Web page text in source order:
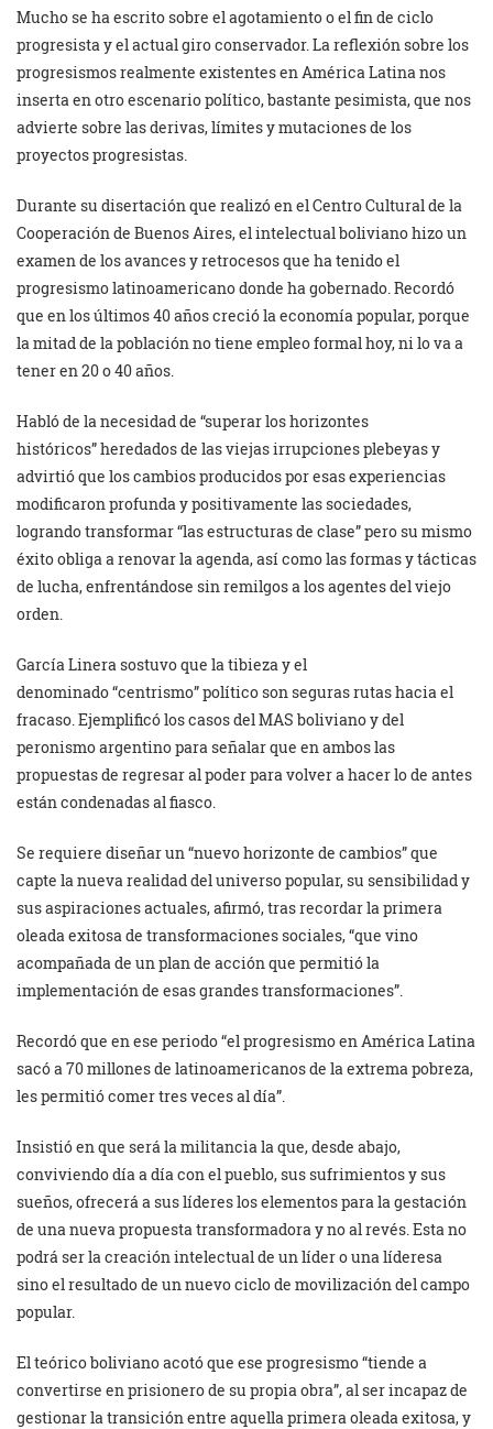
Mucho se ha escrito sobre el agotamiento o el fin de ciclo
progresista y el actual giro conservador. La reflexión sobre los
progresismos realmente existentes en América Latina nos
inserta en otro escenario político, bastante pesimista, que nos
advierte sobre las derivas, límites y mutaciones de los
proyectos progresistas.
Durante su disertación que realizó en el Centro Cultural de la
Cooperación de Buenos Aires, el intelectual boliviano hizo un
examen de los avances y retrocesos que ha tenido el
progresismo latinoamericano donde ha gobernado. Recordó
que en los últimos 40 años creció la economía popular, porque
la mitad de la población no tiene empleo formal hoy, ni lo va a
tener en 20 o 40 años.
Habló de la necesidad de “superar los horizontes
históricos” heredados de las viejas irrupciones plebeyas y
advirtió que los cambios producidos por esas experiencias
modificaron profunda y positivamente las sociedades,
logrando transformar “las estructuras de clase” pero su mismo
éxito obliga a renovar la agenda, así como las formas y tácticas
de lucha, enfrentándose sin remilgos a los agentes del viejo
orden.
García Linera sostuvo que la tibieza y el
denominado “centrismo” político son seguras rutas hacia el
fracaso. Ejemplificó los casos del MAS boliviano y del
peronismo argentino para señalar que en ambos las
propuestas de regresar al poder para volver a hacer lo de antes
están condenadas al fiasco.
Se requiere diseñar un “nuevo horizonte de cambios” que
capte la nueva realidad del universo popular, su sensibilidad y
sus aspiraciones actuales, afirmó, tras recordar la primera
oleada exitosa de transformaciones sociales, “que vino
acompañada de un plan de acción que permitió la
implementación de esas grandes transformaciones”.
Recordó que en ese periodo “el progresismo en América Latina
sacó a 70 millones de latinoamericanos de la extrema pobreza,
les permitió comer tres veces al día”.
Insistió en que será la militancia la que, desde abajo,
conviviendo día a día con el pueblo, sus sufrimientos y sus
sueños, ofrecerá a sus líderes los elementos para la gestación
de una nueva propuesta transformadora y no al revés. Esta no
podrá ser la creación intelectual de un líder o una líderesa
sino el resultado de un nuevo ciclo de movilización del campo
popular.
El teórico boliviano acotó que ese progresismo “tiende a
convertirse en prisionero de su propia obra”, al ser incapaz de
gestionar la transición entre aquella primera oleada exitosa, y